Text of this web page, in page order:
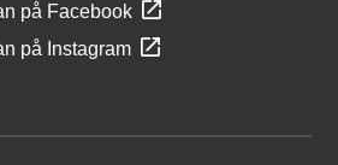
på Facebook
på Instagram